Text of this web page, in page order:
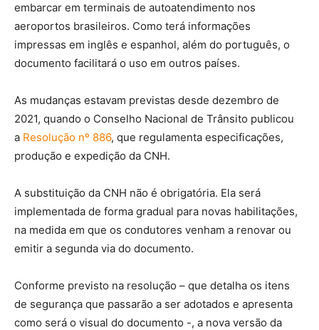
embarcar em terminais de autoatendimento nos
aeroportos brasileiros. Como terá informações
impressas em inglês e espanhol, além do português, o
documento facilitará o uso em outros países.
As mudanças estavam previstas desde dezembro de
2021, quando o Conselho Nacional de Trânsito publicou
a Resolução nº 886, que regulamenta especificações,
produção e expedição da CNH.
A substituição da CNH não é obrigatória. Ela será
implementada de forma gradual para novas habilitações,
na medida em que os condutores venham a renovar ou
emitir a segunda via do documento.
Conforme previsto na resolução – que detalha os itens
de segurança que passarão a ser adotados e apresenta
como será o visual do documento -, a nova versão da